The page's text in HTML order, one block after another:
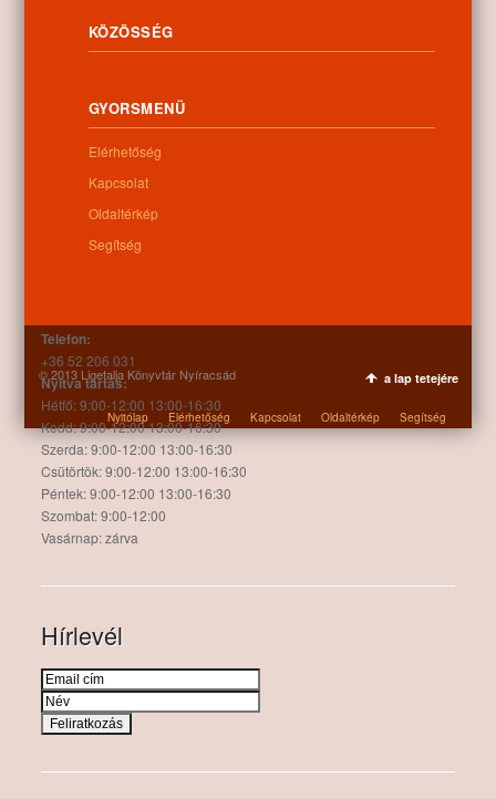
Kategóriák: Újságcikkek
Információk
Telefon:
+36 52 206 031
Nyitva tartás:
Hétfő: 9:00-12:00 13:00-16:30
Kedd: 9:00-12:00 13:00-16:30
Szerda: 9:00-12:00 13:00-16:30
Csütörtök: 9:00-12:00 13:00-16:30
Péntek: 9:00-12:00 13:00-16:30
Szombat: 9:00-12:00
Vasárnap: zárva
Hírlevél
KÖZÖSSÉG
GYORSMENÜ
Elérhetőség
Kapcsolat
Oldaltérkép
Segítség
© 2013 Ligetalja Könyvtár Nyíracsád a lap tetejére
Nyitólap Elérhetőség Kapcsolat Oldaltérkép Segítség